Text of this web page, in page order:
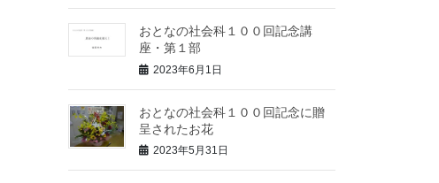
おとなの社会科１００回記念講
座・第１部
2023年6月1日
おとなの社会科１００回記念に贈
呈されたお花
2023年5月31日